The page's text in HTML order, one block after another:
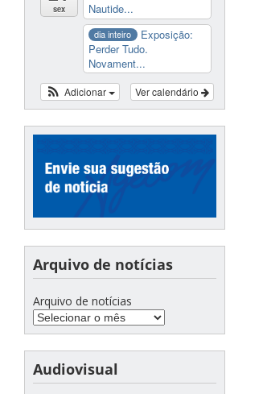
sex
Nautide...
dia inteiro
Exposição:
Perder Tudo.
Novament...
Ver calendário
Adicionar
Arquivo de notícias
Arquivo de notícias
Audiovisual